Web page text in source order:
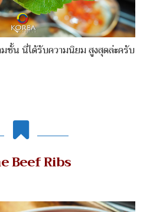
ชั้น นี่ได้รับความนิยม สูงสุดล่ะครับ
Beef Ribs